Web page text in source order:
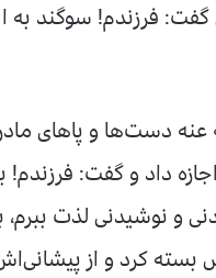
فرزندم! سوگند به
عنه دست‌ها و پاهای
داد و گفت: فرزندم!
و نوشیدنی لذت
بسته كرد و از